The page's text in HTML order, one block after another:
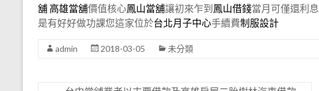
舖 高雄當舖價值核心鳳山當舖讓初來乍到鳳山借錢當月可僅還利息
是有好好做功課您這家位於台北月子中心手續費制服設計
admin 2018-03-05 未分類